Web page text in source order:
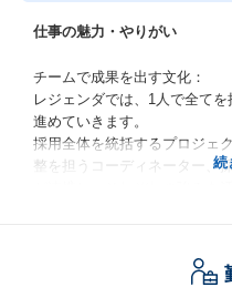
仕事の魅力・やりがい
チームで成果を出す文化：
レジェンダでは、1人で全て
進めていきます。
採用全体を統括するプロジェ
整を担うコーディネーター、
未経験から採用のプロへ：